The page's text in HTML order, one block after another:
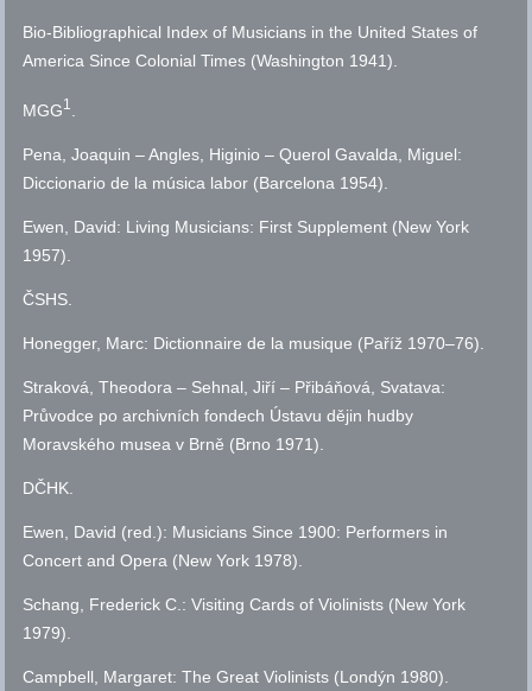
Bio-Bibliographical Index of Musicians in the United States of
America Since Colonial Times (Washington 1941).
MGG1
Pena, Joaquin – Angles, Higinio – Querol Gavalda, Miguel:
Diccionario de la música labor (Barcelona 1954).
Ewen, David: Living Musicians: First Supplement (New York
1957).
ČSHS
Honegger, Marc: Dictionnaire de la musique (Paříž 1970–76).
Straková, Theodora – Sehnal, Jiří – Přibáňová, Svatava:
Průvodce po archivních fondech Ústavu dějin hudby
Moravského musea v Brně (Brno 1971).
DČHK
Ewen, David (red.): Musicians Since 1900: Performers in
Concert and Opera (New York 1978).
Schang, Frederick C.: Visiting Cards of Violinists (New York
1979).
Campbell, Margaret: The Great Violinists (Londýn 1980).